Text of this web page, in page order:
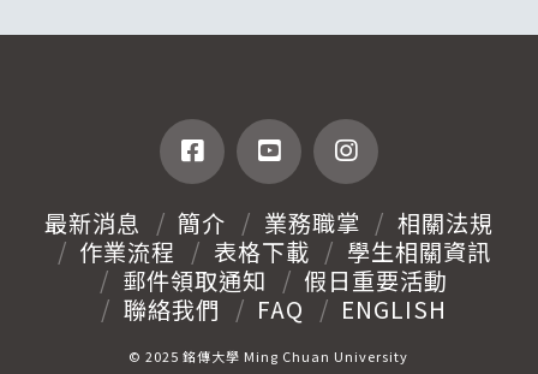
最新消息 簡介 業務職掌
相關法規
作業流程
表格下載
學生相關資訊
郵件領取通知
假日重要活動
聯絡我們
FAQ ENGLISH
© 2025 銘傳大學 Ming Chuan University